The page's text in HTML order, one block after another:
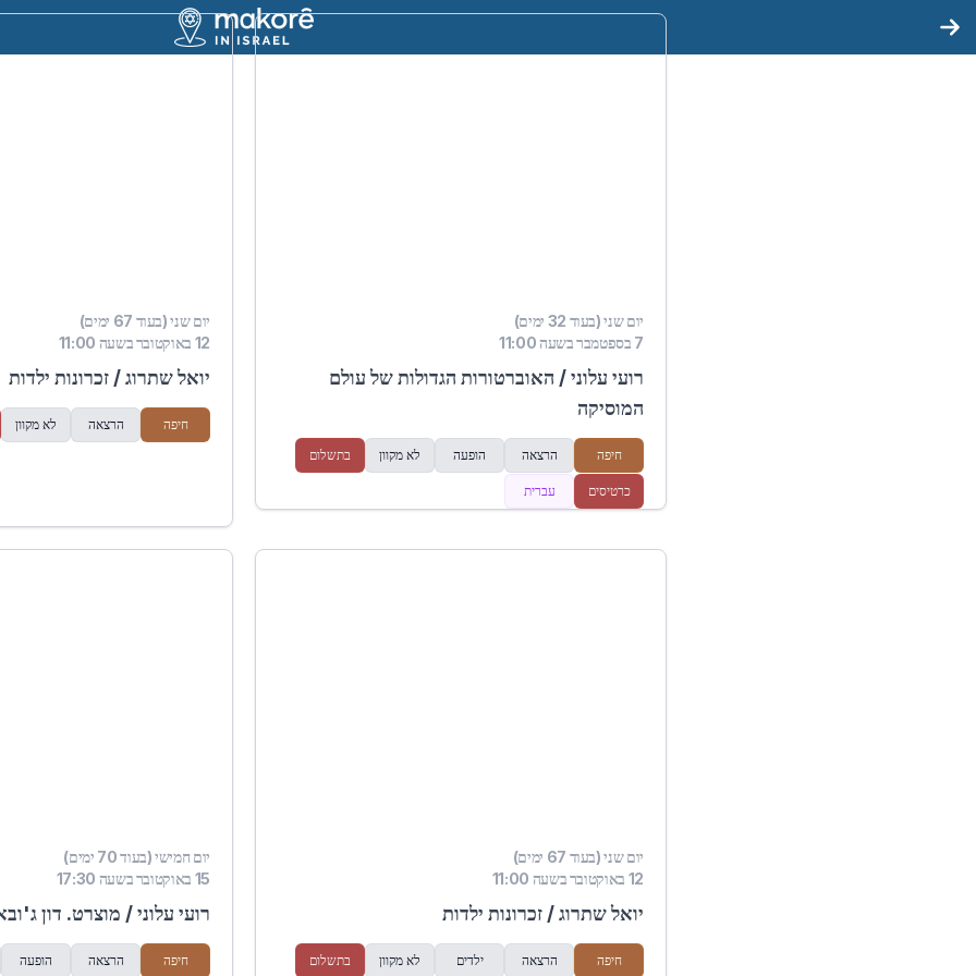
יום שני (בעוד 32 ימים)
7 בספטמבר בשעה 11:00
רועי עלוני / האוברטורות הגדולות של עולם
המוסיקה
חיפה הרצאה הופעה לא מקוון בתשלום
כרטיסים עברית
יום שני (בעוד 67 ימים)
12 באוקטובר בשעה 11:00
יואל שתרוג / זכרונות ילדות
חיפה הרצאה לא מקוון
יום שני (בעוד 67 ימים)
12 באוקטובר בשעה 11:00
יואל שתרוג / זכרונות ילדות
חיפה הרצאה ילדים לא מקוון בתשלום
יום חמישי (בעוד 70 ימים)
15 באוקטובר בשעה 17:30
רועי עלוני / מוצרט. דון
חיפה הרצאה הופעה